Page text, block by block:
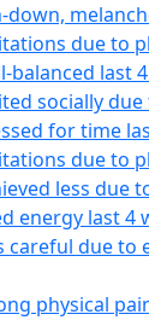
down,
due to
balanced last
socially
for time
due to
less due
energy last 4
careful due to
physical